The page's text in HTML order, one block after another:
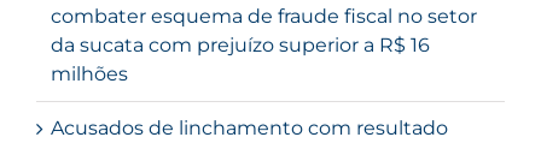
combater esquema de fraude fiscal no setor
da sucata com prejuízo superior a R$ 16
milhões
Acusados de linchamento com resultado